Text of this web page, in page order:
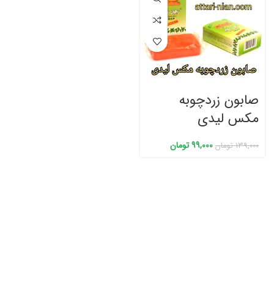
صابون زردچوبه
مکس لیدی
139,000 تومان 99,000تومان